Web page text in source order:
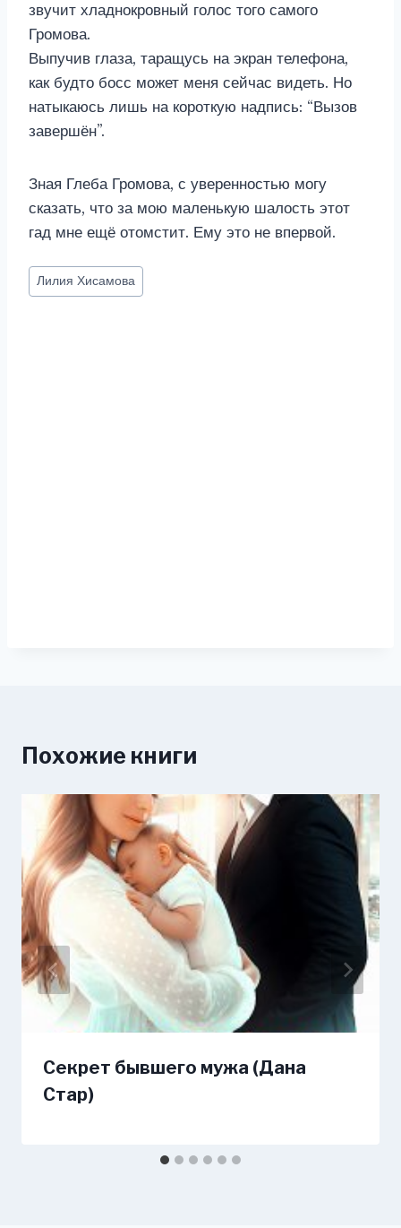
звучит хладнокровный голос того самого
Громова.
Выпучив глаза, таращусь на экран телефона,
как будто босс может меня сейчас видеть. Но
натыкаюсь лишь на короткую надпись: “Вызов
завершён”.
Зная Глеба Громова, с уверенностью могу
сказать, что за мою маленькую шалость этот
гад мне ещё отомстит. Ему это не впервой.
Метки
записи:
Лилия Хисамова
Похожие книги
Секрет бывшего мужа (Дана
Стар)